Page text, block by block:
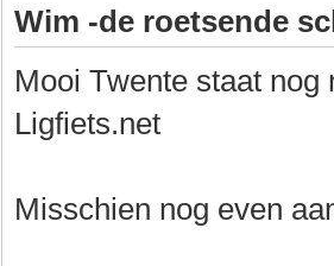
Wim -de roetsende
Mooi Twente staat nog
Ligfiets.net
Misschien nog even